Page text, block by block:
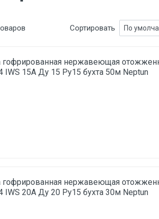
Сортировать
гофрированная нержавеющая
IWS 15A Ду 15 Ру15 бухта 50м Neptun
гофрированная нержавеющая
IWS 20A Ду 20 Ру15 бухта 30м Neptun